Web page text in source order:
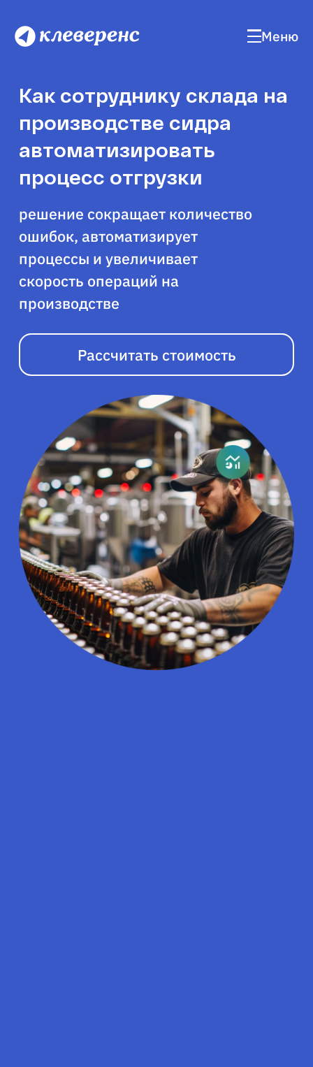
Меню
Как сотруднику склада на
производстве сидра
автоматизировать
процесс отгрузки
решение сокращает количество
ошибок, автоматизирует
процессы и увеличивает
скорость операций на
производстве
Рассчитать стоимость